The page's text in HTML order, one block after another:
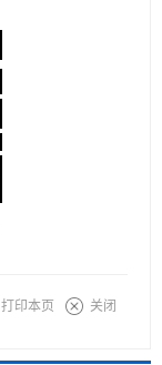
打印本页 关闭